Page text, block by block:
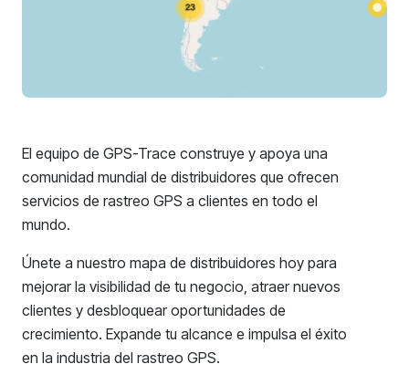
El equipo de GPS-Trace construye y apoya una
comunidad mundial de distribuidores que ofrecen
servicios de rastreo GPS a clientes en todo el
mundo.
Únete a nuestro mapa de distribuidores hoy para
mejorar la visibilidad de tu negocio, atraer nuevos
clientes y desbloquear oportunidades de
crecimiento. Expande tu alcance e impulsa el éxito
en la industria del rastreo GPS.